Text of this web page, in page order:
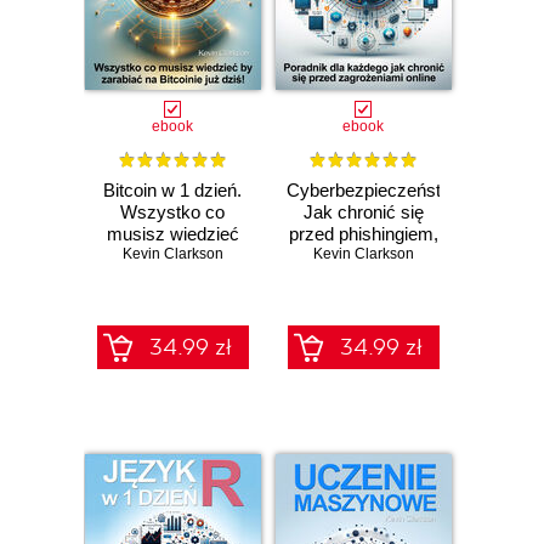
ebook
Bitcoin w 1 dzień.
Wszystko co
musisz wiedzieć
by zacząć
Kevin Clarkson
34.99 zł
ebook
Cyberbezpieczeństwo.
Jak chronić się
przed phishingiem,
cyberstalkingiem,
hakowaniem,
malware,
cyberstalkingiem,
Kevin Clarkson
34.99 zł